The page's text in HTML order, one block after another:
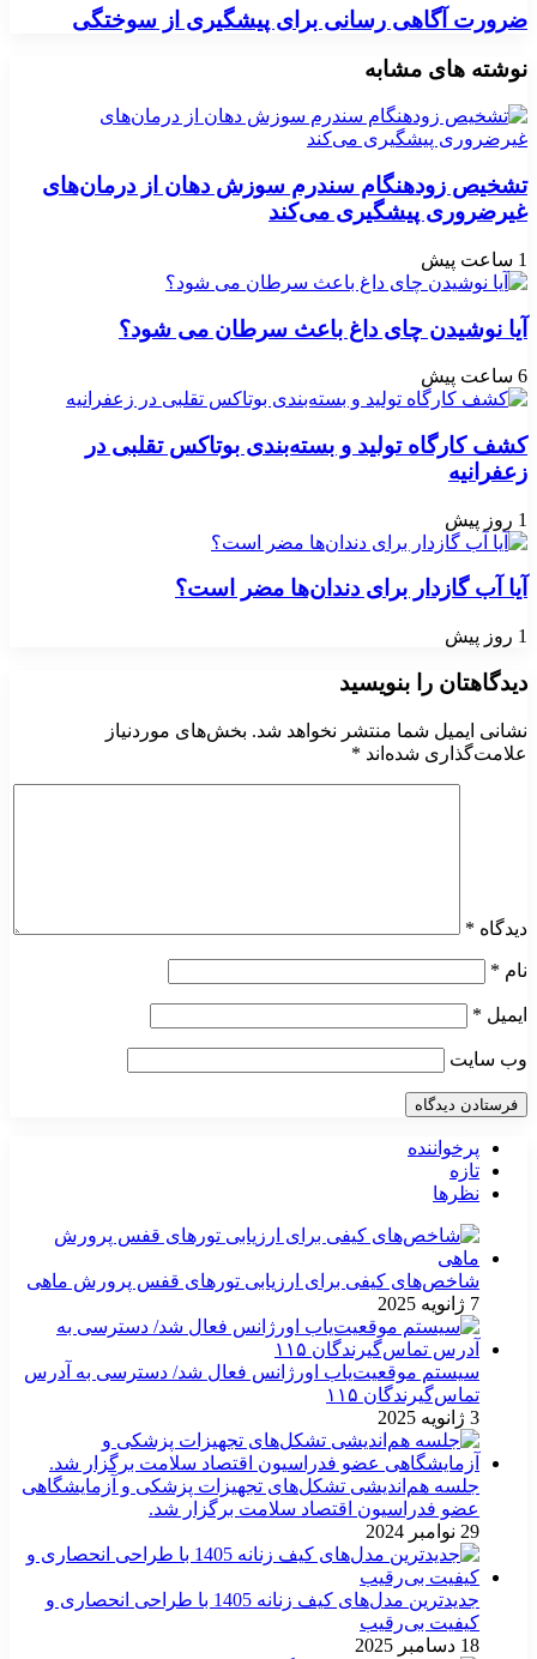
ضرورت آگاهی رسانی برای پیشگیری از سوختگی
نوشته های مشابه
تشخیص زودهنگام سندرم سوزش دهان از درمان‌های
غیرضروری پیشگیری می‌کند
1 ساعت پیش
آیا نوشیدن چای داغ باعث سرطان می شود؟
6 ساعت پیش
کشف کارگاه تولید و بسته‌بندی بوتاکس تقلبی در
زعفرانیه
1 روز پیش
آیا آب گازدار برای دندان‌ها مضر است؟
1 روز پیش
دیدگاهتان را بنویسید
نشانی ایمیل شما منتشر نخواهد شد. بخش‌های موردنیاز
علامت‌گذاری شده‌اند *
دیدگاه *
نام *
ایمیل *
وب‌ سایت
پرخواننده
تازه
نظرها
شاخص‌های کیفی برای ارزیابی تورهای قفس پرورش ماهی
7 ژانویه 2025
سیستم موقعیت‌یاب اورژانس فعال شد/ دسترسی به آدرس
تماس‌گیرندگان ۱۱۵
3 ژانویه 2025
جلسه هم‌اندیشی تشکل‌های تجهیزات پزشکی و آزمایشگاهی
عضو فدراسیون اقتصاد سلامت برگزار شد.
29 نوامبر 2024
جدیدترین مدل‌های کیف زنانه 1405 با طراحی انحصاری و
کیفیت بی‌رقیب
18 دسامبر 2025